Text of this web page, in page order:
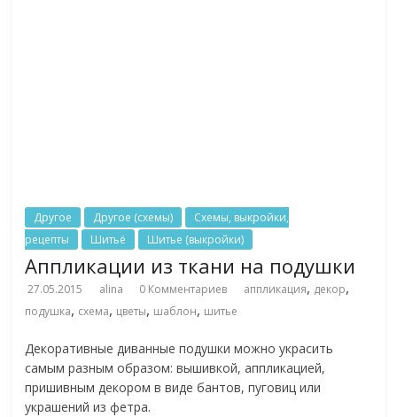
Другое Другое (схемы)
Схемы, выкройки,
рецепты
Шитьё Шитье (выкройки)
Аппликации из ткани на подушки
27.05.2015 alina 0 Комментариев аппликация, декор,
подушка, схема, цветы, шаблон, шитье
Декоративные диванные подушки можно украсить
самым разным образом: вышивкой, аппликацией,
пришивным декором в виде бантов, пуговиц или
украшений из фетра.